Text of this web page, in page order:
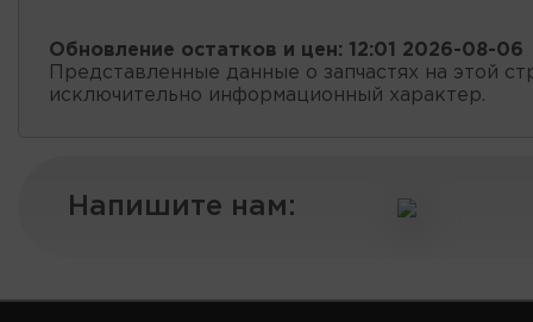
Обновление остатков и цен: 12:01 2026-08-06
Представленные данные о запчастях на этой
исключительно информационный характер.
Напишите нам: